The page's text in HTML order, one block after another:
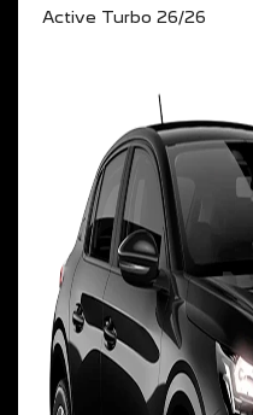
Active Turbo 26/26